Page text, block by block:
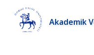
Akademik